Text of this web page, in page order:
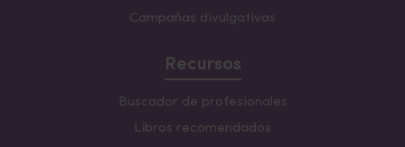
Campañas divulgativas
Recursos
Buscador de profesionales
Libros recomendados